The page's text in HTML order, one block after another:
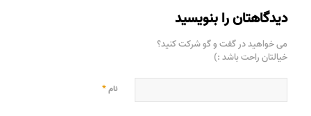
دیدگاهتان را بنویسید
می خواهید در گفت و گو شرکت کنید؟
خیالتان راحت باشد :)
نام*